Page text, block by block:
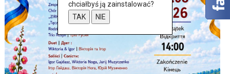
chciałbyś ją zainstalować?
TAK
NIE